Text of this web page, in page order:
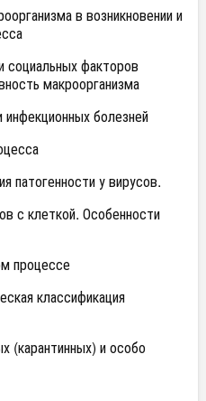
в возникновении и
социальных факторов
макроорганизма
болезней
патогенности у вирусов.
с клеткой. Особенности
процессе
классификация
(карантинных) и особо